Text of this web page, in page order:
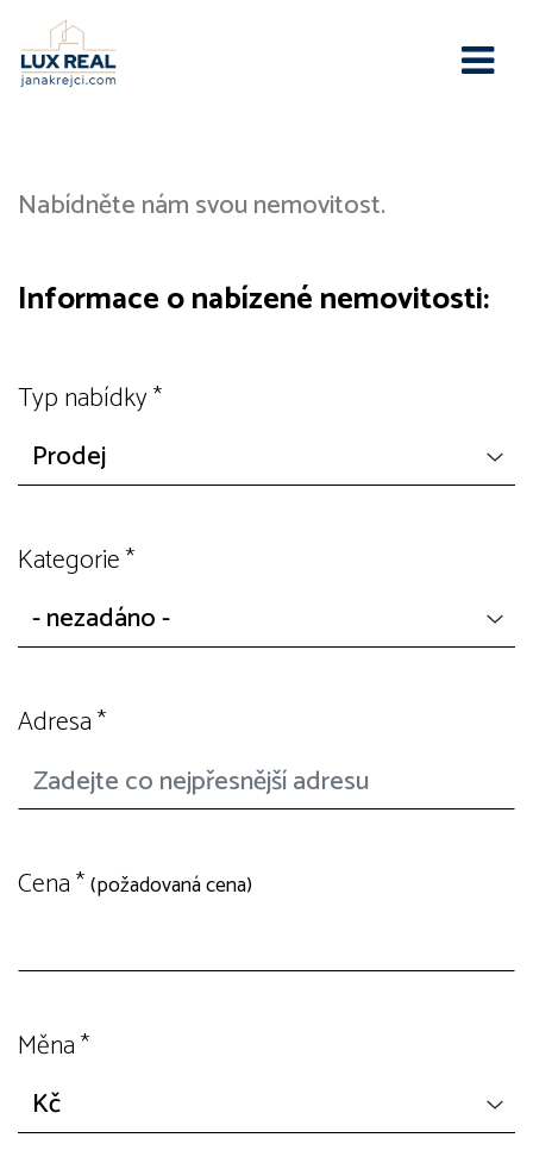
Nabídněte nám svou nemovitost.
Informace o nabízené nemovitosti:
Typ nabídky*
Kategorie*
Adresa*
Cena*(požadovaná cena)
Měna*